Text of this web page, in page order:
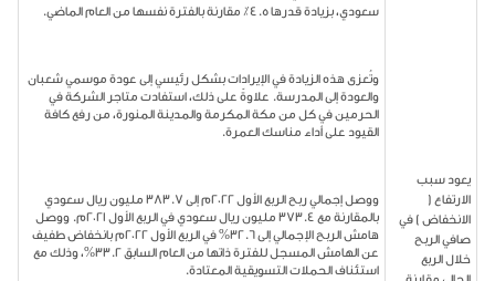
يعود سبب
الارتفاع (
الانخفاض ) في
صافي الربح
خلال الربع
سعودي، بزيادة قدرها 4.5٪ مقارنة بالفترة نفسها من العام الماضي.
وتُعزى هذه الزيادة في الإيرادات بشكل رئيسي إلى عودة موسمي شعبان
والعودة إلى المدرسة. علاوةً على ذلك، استفادت متاجر الشركة في
الحرمين في كل من مكة المكرمة والمدينة المنورة، من رفع كافة
القيود على أداء مناسك العمرة.
ووصل إجمالي ربح الربع الأول 2022م إلى 383.7 مليون ريال سعودي
بالمقارنة مع 373.4 مليون ريال سعودي في الربع الأول 2021م. ووصل
هامش الربح الإجمالي إلى 32.6% في الربع الأول 2022م بانخفاض طفيف
عن الهامش المسجل للفترة ذاتها من العام السابق 33.2%، وذلك مع
استئناف الحملات التسويقية المعتادة.